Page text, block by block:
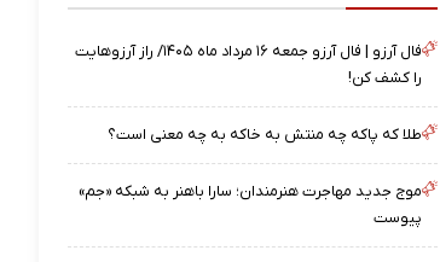
فال آرزو | فال آرزو جمعه ۱۶ مرداد ماه ۱۴۰۵/ راز آرزوهایت
را کشف کن!
طلا که پاکه چه منتش به خاکه به چه معنی است؟
موج جدید مهاجرت هنرمندان؛ سارا باهنر به شبکه «جم»
پیوست